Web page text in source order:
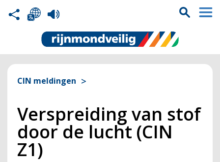
CIN meldingen
Verspreiding van stof
door de lucht (CIN
Z1)